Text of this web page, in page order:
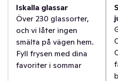
Iskalla glassar
Över 230 glassorter,
och vi låter ingen
smälta på vägen hem.
Fyll frysen med dina
favoriter i sommar